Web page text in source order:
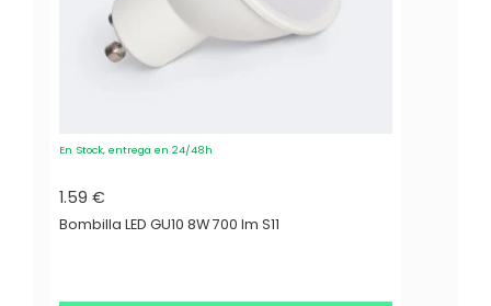
En Stock, entrega en 24/48h
1.59 €
Bombilla LED GU10 8W 700 lm S11